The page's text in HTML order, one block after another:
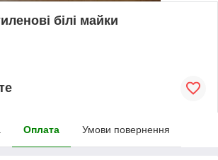
білі майки
Оплата Умови повернення